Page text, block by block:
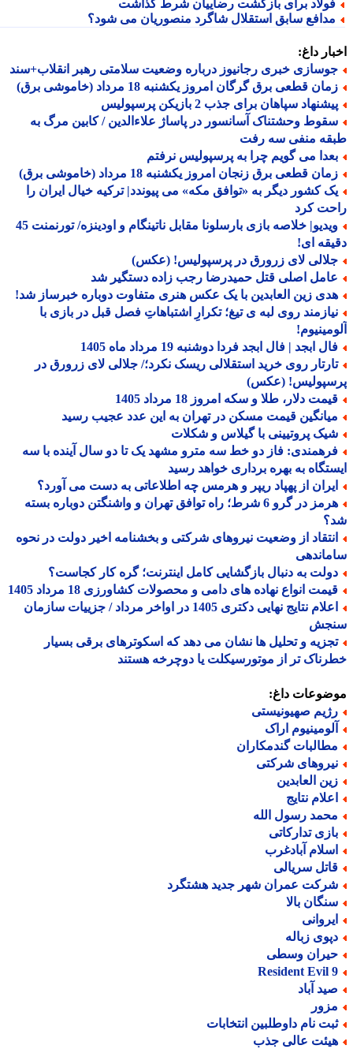
برای بازگشت رضاییان شرط گذاشت
سابق استقلال شاگرد منصوریان می شود؟
داغ:
خبری رجانیوز درباره وضعیت سلامتی رهبر انقلاب+سند
قطعی برق گرگان امروز یکشنبه 18 مرداد (خاموشی برق)
سپاهان برای جذب 2 بازیکن پرسپولیس
وحشتناک آسانسور در پاساژ علاءالدین / کابین مرگ به
منفی سه رفت
می گویم چرا به پرسپولیس نرفتم
قطعی برق زنجان امروز یکشنبه 18 مرداد (خاموشی برق)
کشور دیگر به «توافق مکه» می پیوندد| ترکیه خیال ایران را
کرد
ویدیو| خلاصه بازی بارسلونا مقابل ناتینگام و اودینزه/ تورنمنت 45
ای!
لای زرورق در پرسپولیس! (عکس)
اصلی قتل حمیدرضا رجب زاده دستگیر شد
زین العابدین با یک عکس هنری متفاوت دوباره خبرساز شد!
روی لبه ی تیغ؛ تکرارِ اشتباهاتِ فصل قبل در بازی با
ابجد | فال ابجد فردا دوشنبه 19 مرداد ماه 1405
روی خرید استقلالی ریسک نکرد؛/ جلالی لای زرورق در
(عکس)
دلار، طلا و سکه امروز 18 مرداد 1405
قیمت مسکن در تهران به این عدد عجیب رسید
پروتیینی با گیلاس و شکلات
فاز دو خط سه مترو مشهد یک تا دو سال آینده با سه
به بهره برداری خواهد رسید
از پهپاد ریپر و هرمس چه اطلاعاتی به دست می آورد؟
هرمز در گرو 6 شرط؛ راه توافق تهران و واشنگتن دوباره بسته
از وضعیت نیروهای شرکتی و بخشنامه اخیر دولت در نحوه
به دنبال بازگشایی کامل اینترنت؛ گره کار کجاست؟
انواع نهاده های دامی و محصولات کشاورزی 18 مرداد 1405
اعلام نتایج نهایی دکتری 1405 در اواخر مرداد / جزییات سازمان
و تحلیل ها نشان می دهد که اسکوترهای برقی بسیار
تر از موتورسیکلت یا دوچرخه هستند
داغ:
صهیونیستی
اراک
گندمکاران
شرکتی
العابدین
نتایج
رسول الله
تدارکاتی
آبادغرب
سریالی
عمران شهر جدید هشتگرد
بالا
زباله
وسطی
Resident Evil
آباد
نام داوطلبین انتخابات
عالی جذب